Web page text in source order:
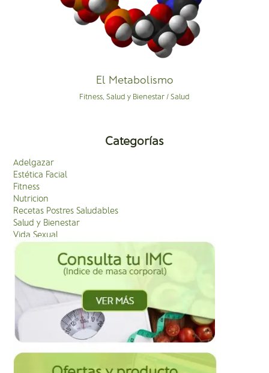
El Metabolismo
Fitness, Salud y Bienestar/Salud
Categorías
Adelgazar
Estética Facial
Fitness
Nutricion
Recetas Postres Saludables
Salud y Bienestar
Vida Sexual